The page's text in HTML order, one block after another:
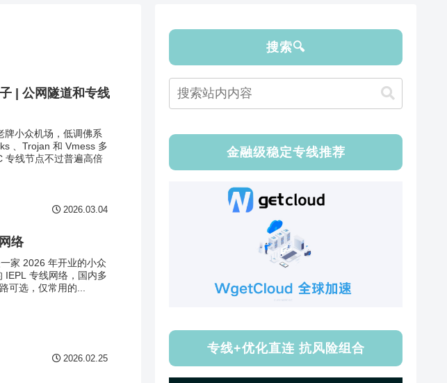
| 公网隧道和专线
牌小众机场，低调佛系
、Trojan 和 Vmess 多
专线节点不过普遍高倍
2026.03.04
络
家 2026 年开业的小众
IEPL 专线网络，国内多
可选，仅常用的...
2026.02.25
搜索🔍
金融级稳定专线推荐
专线+优化直连 抗风险组合